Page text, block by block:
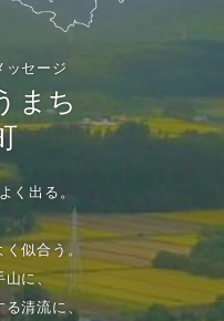
ッセージ
まち
く出る。
似合う。
に、
る清流に、